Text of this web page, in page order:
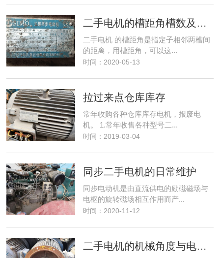
二手电机的槽距角槽数及极相组
二手电机 的槽距角是指定子相邻两槽间
的距离，用槽距角，可以这...
时间：2020-05-13
拉过来点仓库库存
常年收购各种仓库库存电机，报废电
机。 1.常年收售各种型号二...
时间：2019-03-04
同步二手电机的日常维护
同步电动机是由直流供电的励磁磁场与
电枢的旋转磁场相互作用而产...
时间：2020-11-12
二手电机的机械角度与电角度